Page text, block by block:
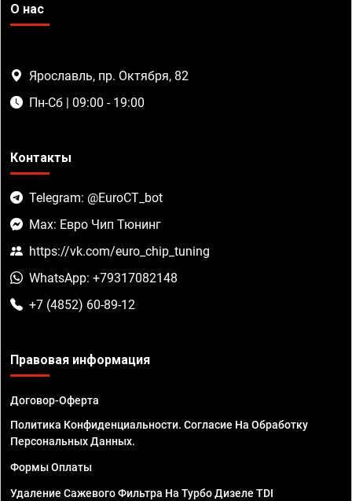
О нас
Ярославль, пр. Октября, 82
Пн-Сб | 09:00 - 19:00
Контакты
Telegram: @EuroCT_bot
Max: Евро Чип Тюнинг
https://vk.com/euro_chip_tuning
WhatsApp: +79317082148
+7 (4852) 60-89-12
Правовая информация
Договор-Оферта
Политика Конфиденциальности. Согласие На Обработку
Персональных Данных.
Формы Оплаты
Удаление Сажевого Фильтра На Турбо Дизеле TDI